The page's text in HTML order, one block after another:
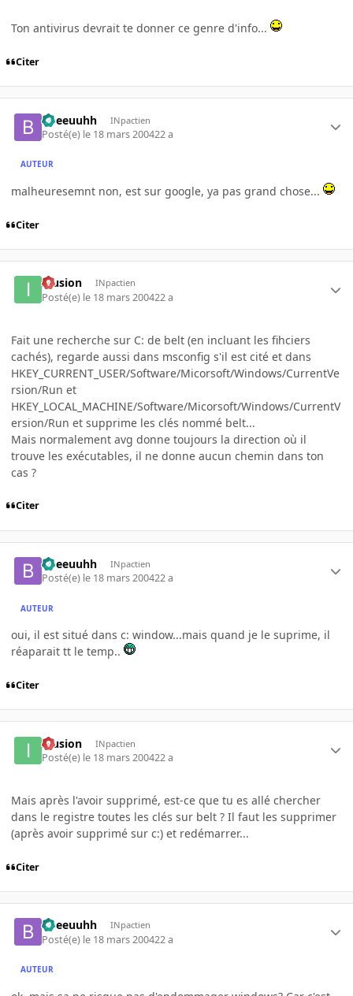
Ton antivirus devrait te donner ce genre d'info...
Citer
bbeeuuhh INpactien
Posté(e) le 18 mars 200422 a
AUTEUR
malheuresemnt non, est sur google, ya pas grand chose...
Citer
Illusion INpactien
Posté(e) le 18 mars 200422 a
Fait une recherche sur C: de belt (en incluant les fihciers
cachés), regarde aussi dans msconfig s'il est cité et dans
HKEY_CURRENT_USER/Software/Micorsoft/Windows/CurrentVe
rsion/Run et
HKEY_LOCAL_MACHINE/Software/Micorsoft/Windows/CurrentV
ersion/Run et supprime les clés nommé belt...
Mais normalement avg donne toujours la direction où il
trouve les exécutables, il ne donne aucun chemin dans ton
cas ?
Citer
bbeeuuhh INpactien
Posté(e) le 18 mars 200422 a
AUTEUR
oui, il est situé dans c: window...mais quand je le suprime, il
réaparait tt le temp..
Citer
Illusion INpactien
Posté(e) le 18 mars 200422 a
Mais après l'avoir supprimé, est-ce que tu es allé chercher
dans le registre toutes les clés sur belt ? Il faut les supprimer
(après avoir supprimé sur c:) et redémarrer...
Citer
bbeeuuhh INpactien
Posté(e) le 18 mars 200422 a
AUTEUR